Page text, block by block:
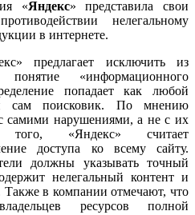
«Яндекс» представила свои
нелегальному
в интернете.
предлагает исключить из
понятие «информационного
попадает как любой
сам поисковик. По мнению
самими нарушениями, а не с их
того, «Яндекс» считает
доступа ко всему сайту.
должны указывать точный
нелегальный контент и
Также в компании отмечают, что
ресурсов полной